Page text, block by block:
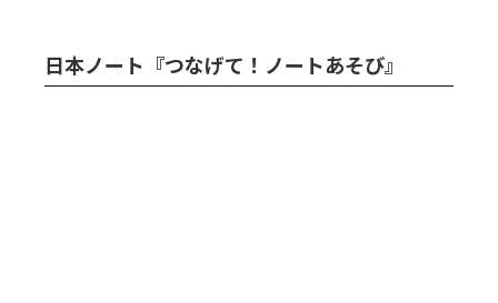
日本ノート『つなげて！ノートあそび』